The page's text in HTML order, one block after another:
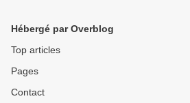
moment de choisir, méfiez
vous des étiquettes, elles
Hébergé par Overblog
Top articles
Pages
Contact